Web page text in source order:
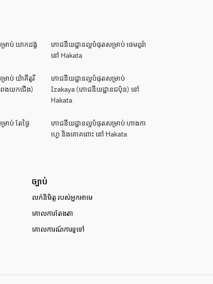
ាប់ យាកដង្ខ៊
ភោជនីយដ្ឋានល្អបំផុតសម្រាប់ ថេមពូរ៉ា
នៅ Hakata
ាប់ យ៉ាគីតូរី
ងយកជើង)
ភោជនីយដ្ឋានល្អបំផុតសម្រាប់
Izakaya (ភោជនីយដ្ឋានជប៉ុន) នៅ
Hakata
ប់ តែថ្ងៃ
ភោជនីយដ្ឋានល្អបំផុតសម្រាប់ ហាងកា
ហ្វេ និងគោគពោះ នៅ Hakata
ច្បាប់
លក់និមិត្ត របស់អ្នកអាមេ
គោលការតែងតា
គោលការណ៍ការទូទៅ